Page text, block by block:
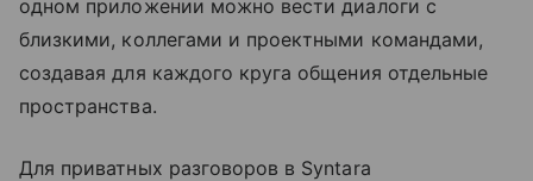
одном приложении можно вести диалоги с
близкими, коллегами и проектными командами,
создавая для каждого круга общения отдельные
пространства.
Для приватных разговоров в Syntara